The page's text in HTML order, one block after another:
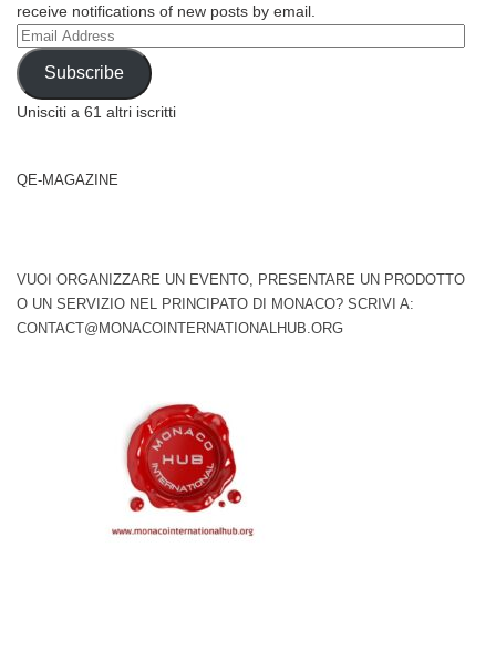
receive notifications of new posts by email.
Email
Address
Subscribe
Unisciti a 61 altri iscritti
QE-MAGAZINE
VUOI ORGANIZZARE UN EVENTO, PRESENTARE UN PRODOTTO
O UN SERVIZIO NEL PRINCIPATO DI MONACO? SCRIVI A:
CONTACT@MONACOINTERNATIONALHUB.ORG